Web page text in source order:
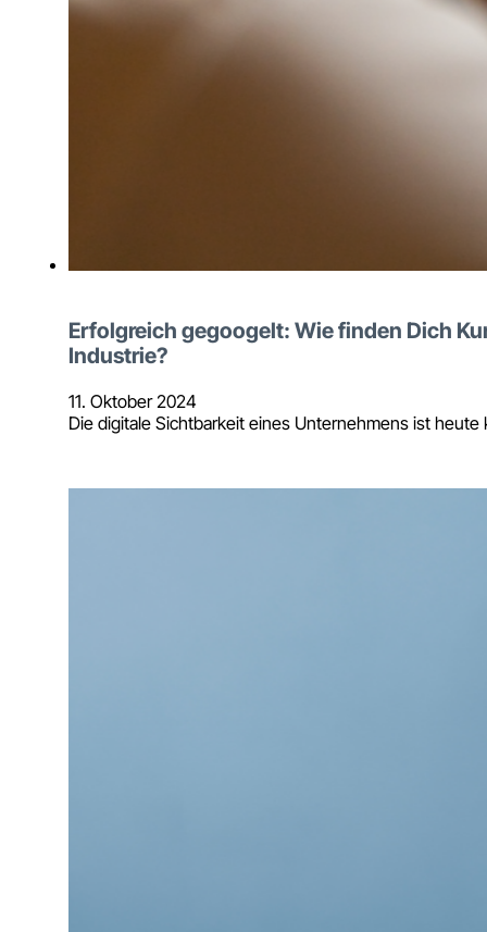
Erfolgreich gegoogelt: Wie finden Dich
Industrie?
11. Oktober 2024
Die digitale Sichtbarkeit eines Unternehmens ist